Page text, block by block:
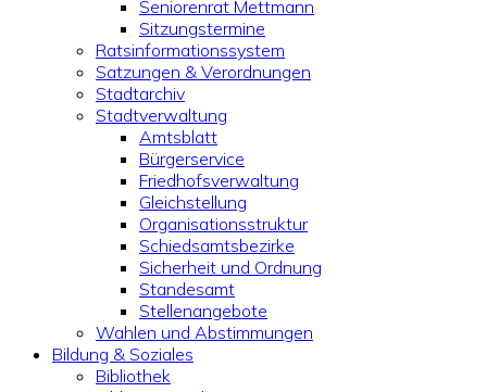
Seniorenrat Mettmann
Sitzungstermine
Ratsinformationssystem
Satzungen & Verordnungen
Stadtarchiv
Stadtverwaltung
Amtsblatt
Bürgerservice
Friedhofsverwaltung
Gleichstellung
Organisationsstruktur
Schiedsamtsbezirke
Sicherheit und Ordnung
Standesamt
Stellenangebote
Wahlen und Abstimmungen
Bildung & Soziales
Bibliothek